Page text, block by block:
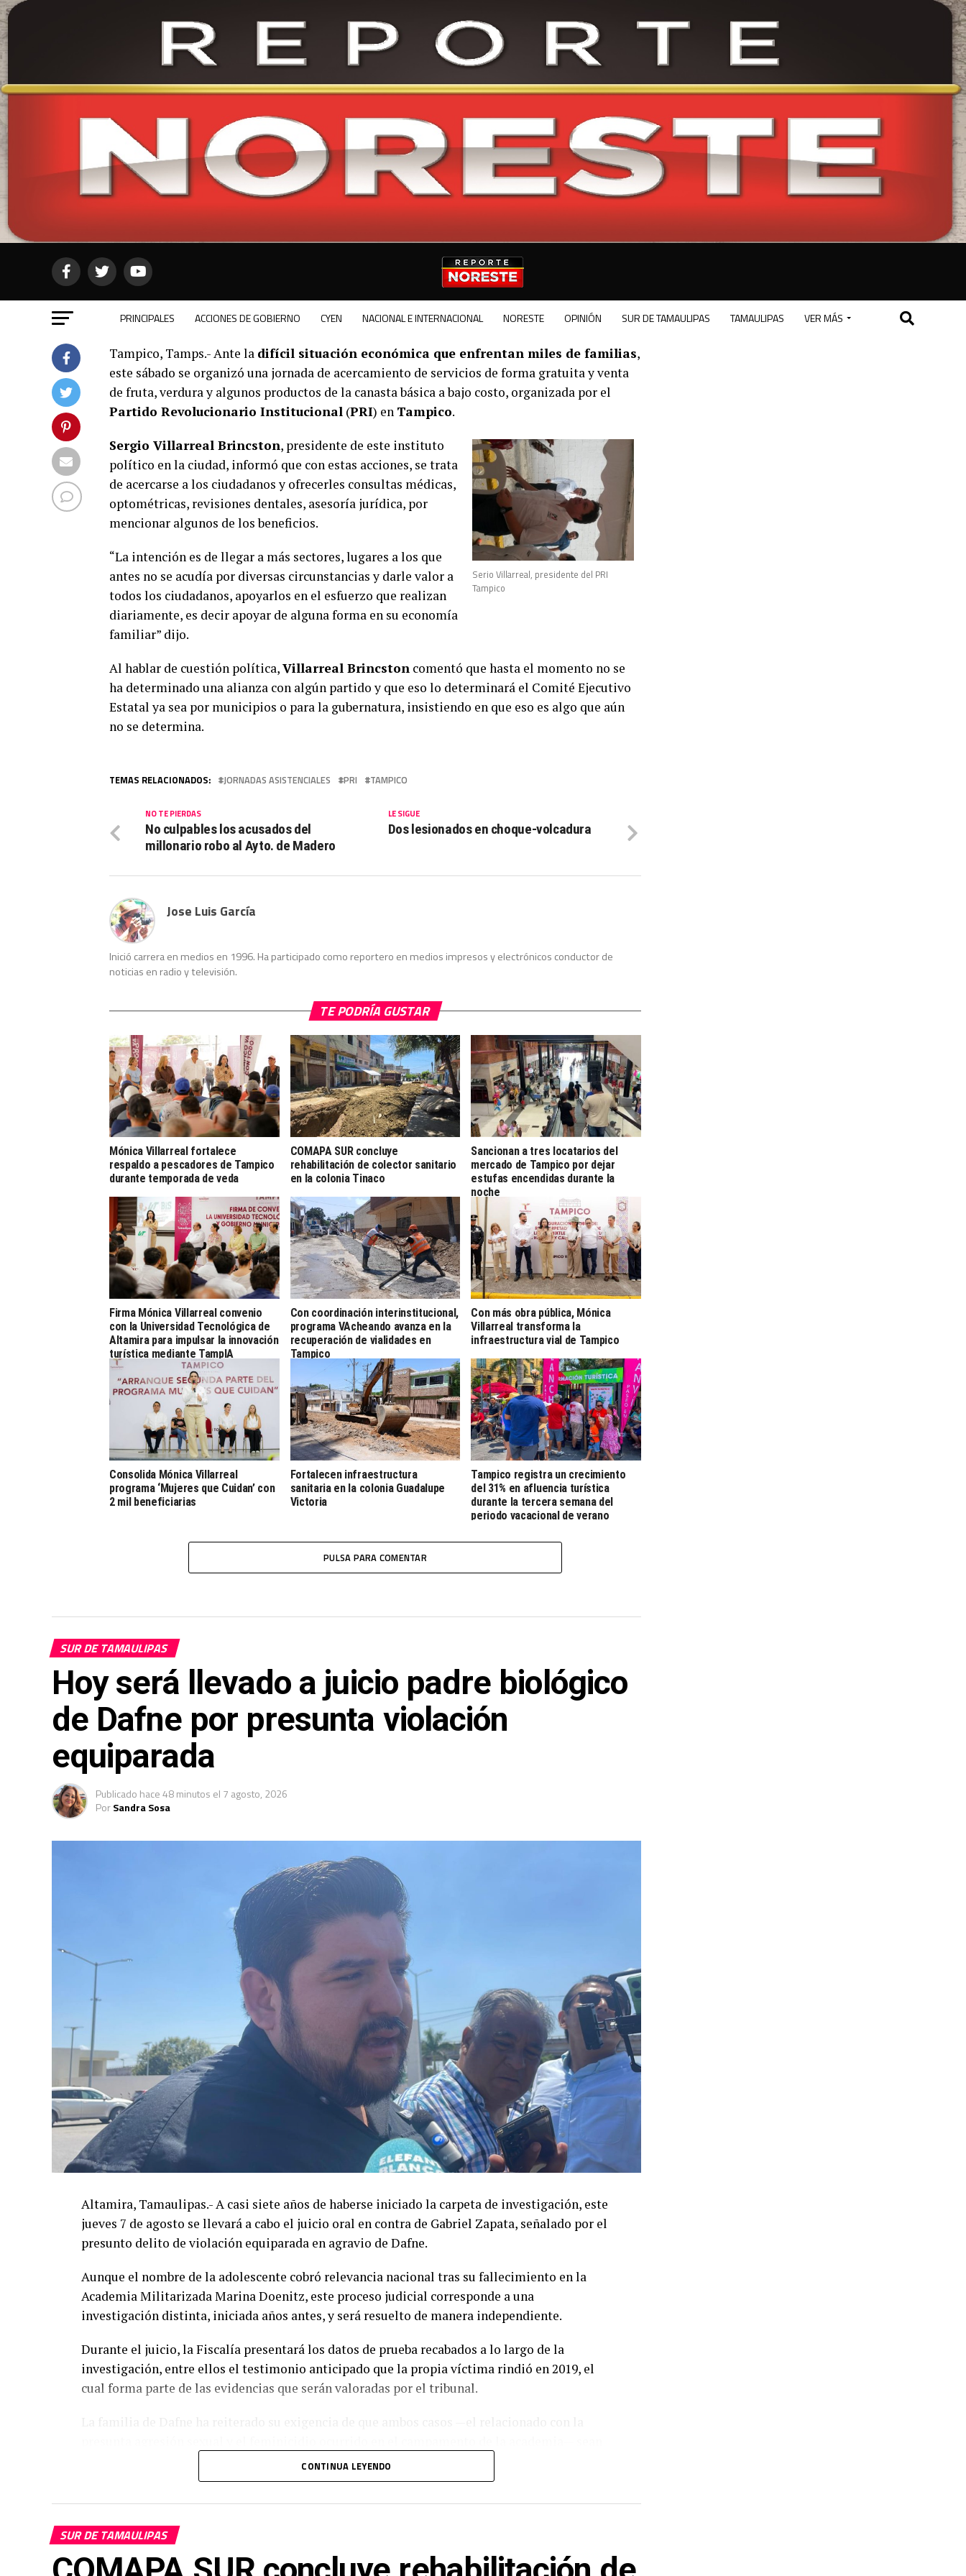
PRINCIPALES ACCIONES DE GOBIERNO CYEN NACIONAL E INTERNACIONAL NORESTE OPINIÓN SUR DE TAMAULIPAS TAMAULIPAS VER MÁS
Tampico, Tamps.- Ante la difícil situación económica que enfrentan miles de familias,
este sábado se organizó una jornada de acercamiento de servicios de forma gratuita y venta
de fruta, verdura y algunos productos de la canasta básica a bajo costo, organizada por el
Partido Revolucionario Institucional (PRI) en Tampico.
Serio Villarreal, presidente del PRI
Tampico
Sergio Villarreal Brincston, presidente de este instituto
político en la ciudad, informó que con estas acciones, se trata
de acercarse a los ciudadanos y ofrecerles consultas médicas,
optométricas, revisiones dentales, asesoría jurídica, por
mencionar algunos de los beneficios.
“La intención es de llegar a más sectores, lugares a los que
antes no se acudía por diversas circunstancias y darle valor a
todos los ciudadanos, apoyarlos en el esfuerzo que realizan
diariamente, es decir apoyar de alguna forma en su economía
familiar” dijo.
Al hablar de cuestión política,Villarreal Brincston comentó que hasta el momento no se
ha determinado una alianza con algún partido y que eso lo determinará el Comité Ejecutivo
Estatal ya sea por municipios o para la gubernatura, insistiendo en que eso es algo que aún
no se determina.
TEMAS RELACIONADOS: JORNADAS ASISTENCIALES PRI TAMPICO
LE SIGUE
Dos lesionados en choque-volcadura
NO TE PIERDAS
No culpables los acusados del
millonario robo al Ayto. de Madero
Jose Luis García
Inició carrera en medios en 1996. Ha participado como reportero en medios impresos y electrónicos conductor de
noticias en radio y televisión.
TE PODRÍA GUSTAR
Mónica Villarreal fortalece
respaldo a pescadores de Tampico
durante temporada de veda
COMAPA SUR concluye
rehabilitación de colector sanitario
en la colonia Tinaco
Sancionan a tres locatarios del
mercado de Tampico por dejar
estufas encendidas durante la
noche
Firma Mónica Villarreal convenio
con la Universidad Tecnológica de
Altamira para impulsar la innovación
turística mediante TampIA
Con coordinación interinstitucional,
programa VAcheando avanza en la
recuperación de vialidades en
Tampico
Con más obra pública, Mónica
Villarreal transforma la
infraestructura vial de Tampico
Consolida Mónica Villarreal
programa ‘Mujeres que Cuidan’ con
2 mil beneficiarias
Fortalecen infraestructura
sanitaria en la colonia Guadalupe
Victoria
Tampico registra un crecimiento
del 31% en afluencia turística
durante la tercera semana del
periodo vacacional de verano
PULSA PARA COMENTAR
SUR DE TAMAULIPAS
Hoy será llevado a juicio padre biológico
de Dafne por presunta violación
equiparada
Publicado hace 48 minutos el 7 agosto, 2026
PorSandra Sosa
Altamira, Tamaulipas.- A casi siete años de haberse iniciado la carpeta de investigación, este
jueves 7 de agosto se llevará a cabo el juicio oral en contra de Gabriel Zapata, señalado por el
presunto delito de violación equiparada en agravio de Dafne.
Aunque el nombre de la adolescente cobró relevancia nacional tras su fallecimiento en la
Academia Militarizada Marina Doenitz, este proceso judicial corresponde a una
investigación distinta, iniciada años antes, y será resuelto de manera independiente.
Durante el juicio, la Fiscalía presentará los datos de prueba recabados a lo largo de la
investigación, entre ellos el testimonio anticipado que la propia víctima rindió en 2019, el
cual forma parte de las evidencias que serán valoradas por el tribunal.
esclarecidos y que los responsables enfrenten las consecuencias legales correspondientes.
por separado.
CONTINUA LEYENDO
SUR DE TAMAULIPAS